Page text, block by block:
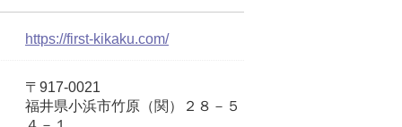
https://first-kikaku.com/
〒917-0021
福井県小浜市竹原（関）２８－５